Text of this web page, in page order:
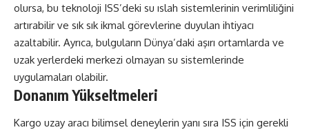
olursa, bu teknoloji ISS’deki su ıslah sistemlerinin verimliliğini
artırabilir ve sık sık ikmal görevlerine duyulan ihtiyacı
azaltabilir. Ayrıca, bulguların Dünya’daki aşırı ortamlarda ve
uzak yerlerdeki merkezi olmayan su sistemlerinde
uygulamaları olabilir.
Donanım Yükseltmeleri
Kargo uzay aracı bilimsel deneylerin yanı sıra ISS için gerekli